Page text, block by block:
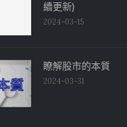
續更新)
2024-03-15
瞭解股市的本質
2024-03-31